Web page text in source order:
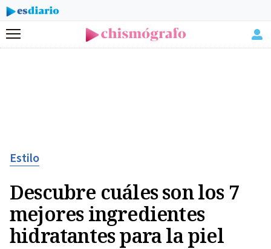
Menú
Estilo
Descubre cuáles son los 7
mejores ingredientes
hidratantes para la piel